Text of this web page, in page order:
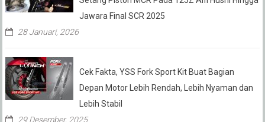
Jawara Final SCR 2025
28 Januari, 2026
Cek Fakta, YSS Fork Sport Kit Buat Bagian
Depan Motor Lebih Rendah, Lebih Nyaman dan
Lebih Stabil
29 Desember, 2025